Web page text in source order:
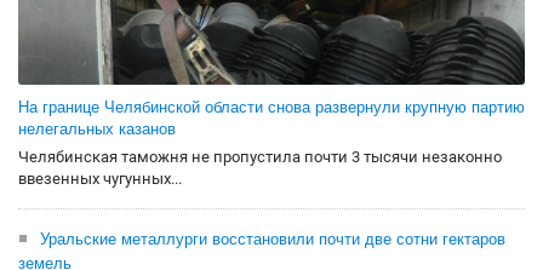
На границе Челябинской области снова развернули крупную партию
нелегальных казанов
Челябинская таможня не пропустила почти 3 тысячи незаконно
ввезенных чугунных...
Уральские металлурги восстановили почти две сотни гектаров
земель